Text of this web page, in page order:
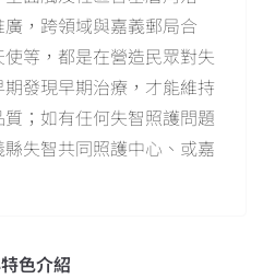
，跨領域與嘉義郵局合
等，都是在營造民眾對失
發現早期治療，才能維持
；如有任何失智照護問題
失智共同照護中心、或嘉
色介紹